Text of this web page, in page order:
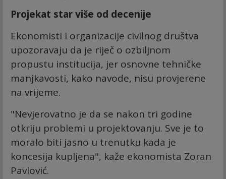
Projekat star više od decenije
Ekonomisti i organizacije civilnog društva
upozoravaju da je riječ o ozbiljnom
propustu institucija, jer osnovne tehničke
manjkavosti, kako navode, nisu provjerene
na vrijeme.
"Nevjerovatno je da se nakon tri godine
otkriju problemi u projektovanju. Sve je to
moralo biti jasno u trenutku kada je
koncesija kupljena", kaže ekonomista Zoran
Pavlović.